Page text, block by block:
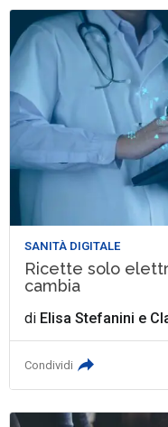
SANITÀ DIGITALE
Ricette solo
cambia
di Elisa Stefanini e
Condividi